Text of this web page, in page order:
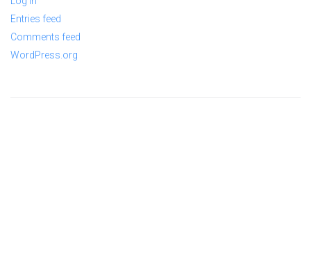
Entries feed
Comments feed
WordPress.org